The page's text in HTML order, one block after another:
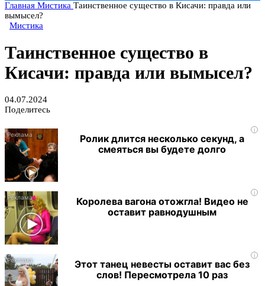
Главная Мистика Таинственное существо в Кисачи: правда или
вымысел?
Мистика
Таинственное существо в
Кисачи: правда или вымысел?
04.07.2024
Поделитесь
i
Ролик длится несколько секунд, а
смеяться вы будете долго
i
Королева вагона отожгла! Видео не
оставит равнодушным
i
Этот танец невесты оставит вас без
слов! Пересмотрела 10 раз